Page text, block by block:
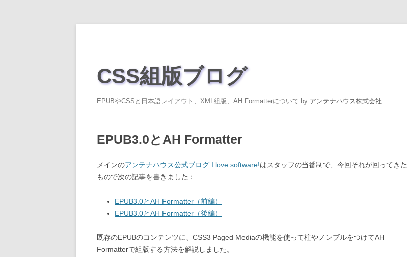
CSS組版ブログ
EPUBやCSSと日本語レイアウト、XML組版、AH Formatterについて by アンテナハウス株式会社
EPUB3.0とAH Formatter
メインのアンテナハウス公式ブログ I love software!はスタッフの当番制で、今回それが回ってきた
もので次の記事を書きました：
EPUB3.0とAH Formatter（前編）
EPUB3.0とAH Formatter（後編）
既存のEPUBのコンテンツに、CSS3 Paged Mediaの機能を使って柱やノンブルをつけてAH
Formatterで組版する方法を解説しました。